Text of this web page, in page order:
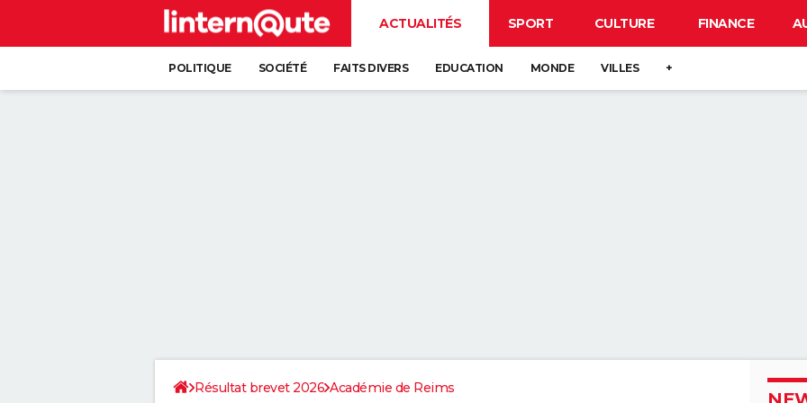
ACTUALITÉS SPORT CULTURE FINANCE
POLITIQUE SOCIÉTÉ FAITS DIVERS EDUCATION MONDE VILLES +
Résultat brevet 2026 Académie de Reims